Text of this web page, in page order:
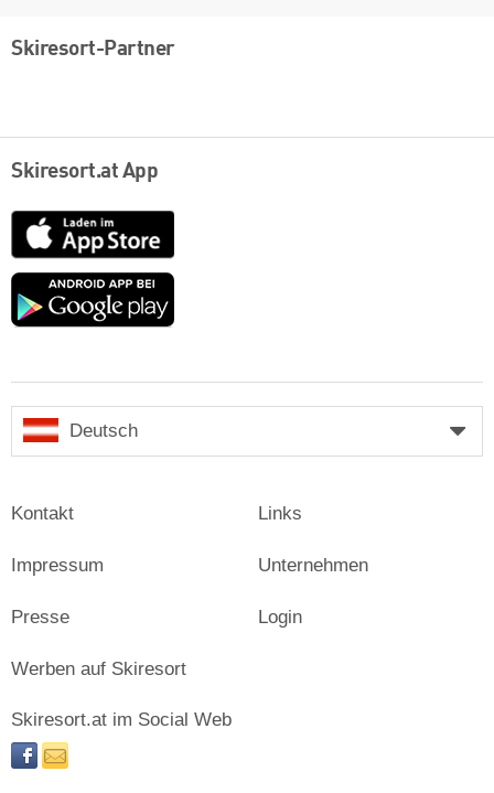
Skiresort-Partner
Skiresort.at App
App
Store
Google
Deutsch
Kontakt
Impressum
Presse
Links
Unternehmen
Login
Werben auf Skiresort
Skiresort.at im Social Web
facebooknewsletter